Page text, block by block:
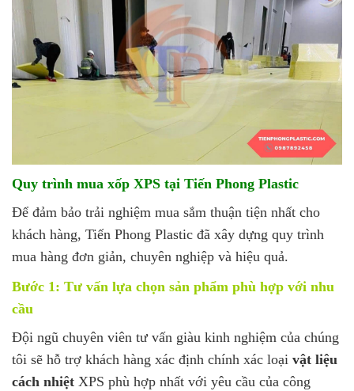
Quy trình mua xốp XPS tại Tiến Phong Plastic
Để đảm bảo trải nghiệm mua sắm thuận tiện nhất cho
khách hàng, Tiến Phong Plastic đã xây dựng quy trình
mua hàng đơn giản, chuyên nghiệp và hiệu quả.
Bước 1: Tư vấn lựa chọn sản phẩm phù hợp với nhu
cầu
Đội ngũ chuyên viên tư vấn giàu kinh nghiệm của chúng
tôi sẽ hỗ trợ khách hàng xác định chính xác loại vật liệu
cách nhiệt XPS phù hợp nhất với yêu cầu của công